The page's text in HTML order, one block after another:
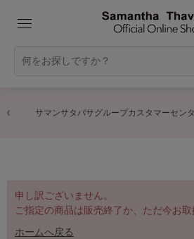
サマンサタバサグループカスタマーセン
申し訳ございません。
ご指定の商品は販売終了か、ただ今お取
ホームへ戻る